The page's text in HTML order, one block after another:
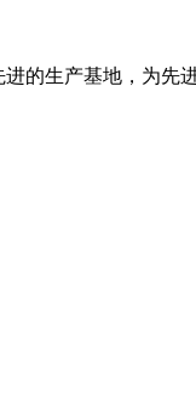
的生产基地，为先